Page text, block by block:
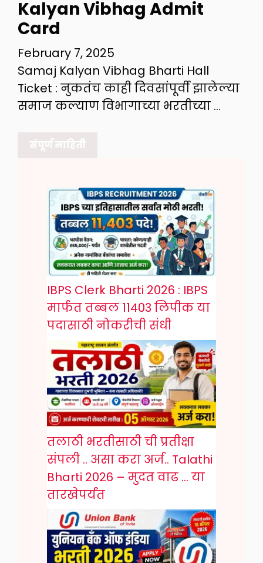
Kalyan Vibhag Admit
Card
February 7, 2025
Samaj Kalyan Vibhag Bharti Hall
Ticket : नुकतंच काही दिवसांपूर्वी झालेल्या
समाज कल्याण विभागाच्या भरतीच्या …
संपूर्ण माहिती
IBPS Clerk Bharti 2026 : IBPS
मार्फत तब्बल 11403 लिपीक या
पदासाठी नोकरीची संधी
तलाठी भरतीसाठी ची प्रतीक्षा
संपली .. असा करा अर्ज.. Talathi
Bharti 2026 – मुदत वाढ … या
तारखेपर्यंत